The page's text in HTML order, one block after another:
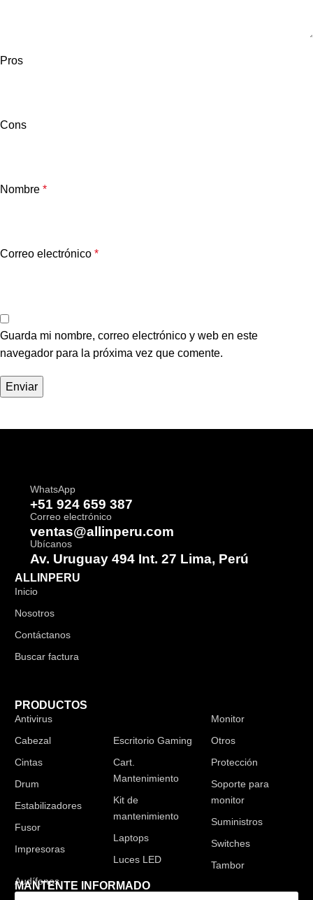
Pros
Cons
Nombre *
Correo electrónico *
Guarda mi nombre, correo electrónico y web en este
navegador para la próxima vez que comente.
WhatsApp
+51 924 659 387
Correo electrónico
ventas@allinperu.com
Ubícanos
Av. Uruguay 494 Int. 27 Lima, Perú
ALLINPERU
Inicio
Nosotros
Contáctanos
Buscar factura
PRODUCTOS
Antivirus
Cabezal
Cintas
Drum
Estabilizadores
Fusor
Impresoras
Escritorio Gaming
Cart.
Mantenimiento
Kit de
mantenimiento
Laptops
Luces LED
Monitor
Otros
Protección
Soporte para
monitor
Suministros
Switches
Tambor
MANTENTE INFORMADO